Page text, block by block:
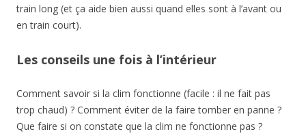
train long (et ça aide bien aussi quand elles sont à l’avant ou
en train court).
Les conseils une fois à l’intérieur
Comment savoir si la clim fonctionne (facile : il ne fait pas
trop chaud) ? Comment éviter de la faire tomber en panne ?
Que faire si on constate que la clim ne fonctionne pas ?